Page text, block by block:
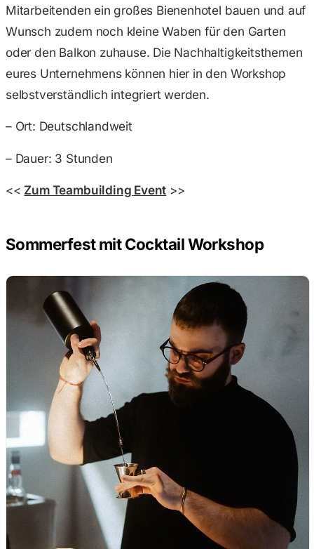
Mitarbeitenden ein großes Bienenhotel bauen und auf
Wunsch zudem noch kleine Waben für den Garten
oder den Balkon zuhause. Die Nachhaltigkeitsthemen
eures Unternehmens können hier in den Workshop
selbstverständlich integriert werden.
– Ort: Deutschlandweit
– Dauer: 3 Stunden
<< Zum Teambuilding Event >>
Sommerfest mit Cocktail Workshop